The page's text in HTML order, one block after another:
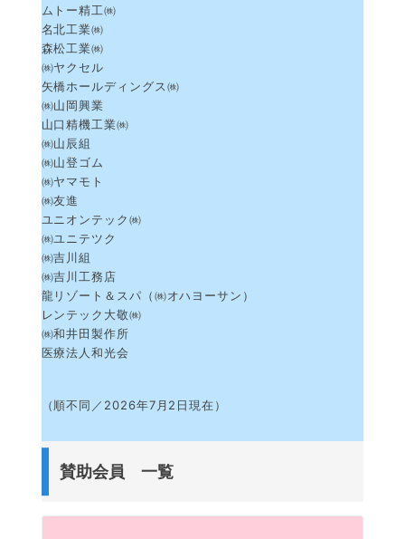
ムトー精工㈱
名北工業㈱
森松工業㈱
㈱ヤクセル
矢橋ホールディングス㈱
㈱山岡興業
山口精機工業㈱
㈱山辰組
㈱山登ゴム
㈱ヤマモト
㈱友進
ユニオンテック㈱
㈱ユニテツク
㈱吉川組
㈱吉川工務店
龍リゾート＆スパ（㈱オハヨーサン）
レンテック大敬㈱
㈱和井田製作所
医療法人和光会
（順不同／2026年7 月2日現在）
賛助会員 一覧